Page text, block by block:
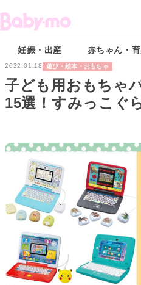
妊娠・出産 赤ちゃん・
2022.01.18 遊び・絵本・おもちゃ
子ども用おもちゃ
15選！すみっこぐ
のPCも登場！【